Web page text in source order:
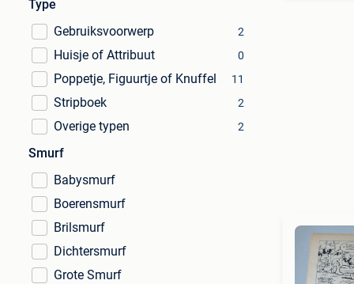
Type
Gebruiksvoorwerp
2
Huisje of Attribuut 0
Poppetje, Figuurtje of Knuffel 11
Stripboek 2
Overige typen 2
Smurf
Babysmurf
Boerensmurf
Brilsmurf
Dichtersmurf
Grote Smurf